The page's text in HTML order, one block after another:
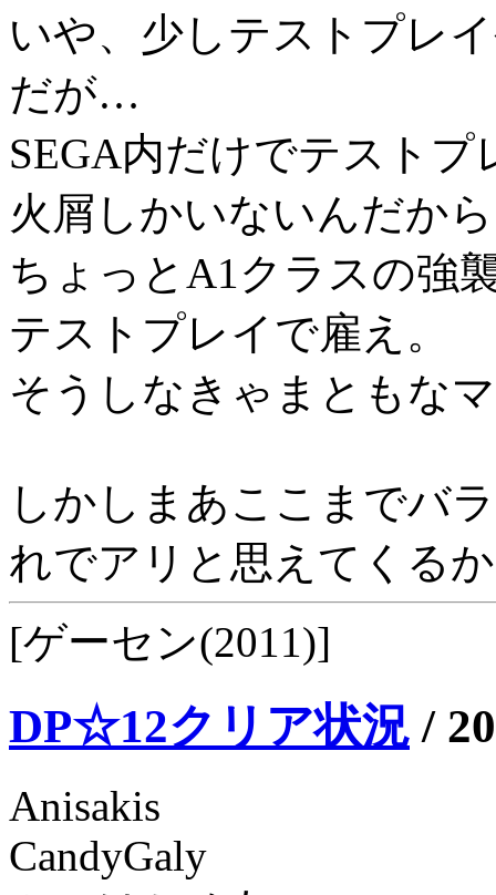
いや、少しテストプレ
だが…
SEGA内だけでテスト
火屑しかいないんだか
ちょっとA1クラスの強
テストプレイで雇え。
そうしなきゃまともな
しかしまあここまでバ
れでアリと思えてくる
[ゲーセン(2011)]
DP☆12クリア状況 /
Anisakis
CandyGaly